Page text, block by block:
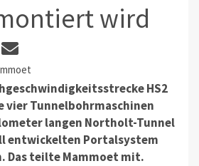
wird
HS2
vier Tunnelbohrmaschinen
langen Northolt-Tunnel
entwickelten Portalsystem
Das teilte Mammoet mit.